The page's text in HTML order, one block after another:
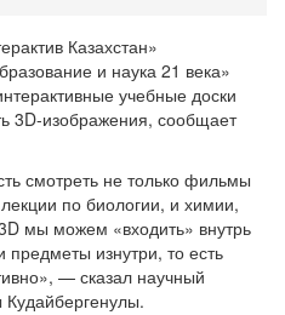
Казахстан»
и наука 21 века»
учебные доски
3D-изображения, сообщает
смотреть не только фильмы
по биологии, и химии,
мы можем «входить» внутрь
предметы изнутри, то есть
— сказал научный
Кудайбергенулы.